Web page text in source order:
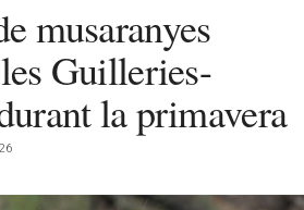
musaranyes
Guilleries-
la primavera